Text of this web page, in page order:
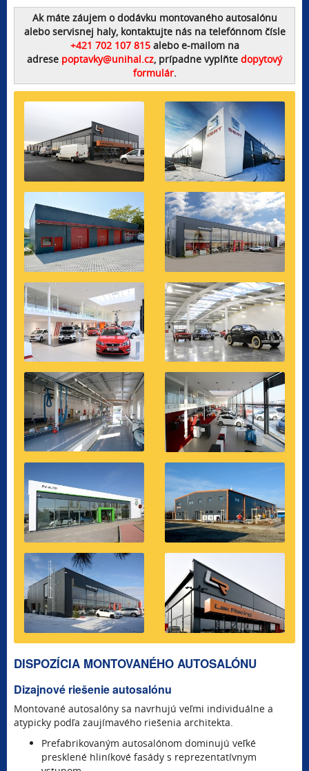
Ak máte záujem o dodávku montovaného autosalónu
alebo servisnej haly, kontaktujte nás na telefónnom čísle
+421 702 107 815alebo e-mailom na
adrese poptavky@unihal.cz, prípadne vyplňte dopytový
formulár.
DISPOZÍCIA MONTOVANÉHO AUTOSALÓNU
Dizajnové riešenie autosalónu
Montované autosalóny sa navrhujú veľmi individuálne a
atypicky podľa zaujímavého riešenia architekta.
Prefabrikovaným autosalónom dominujú veľké
presklené hliníkové fasády s reprezentatívnym